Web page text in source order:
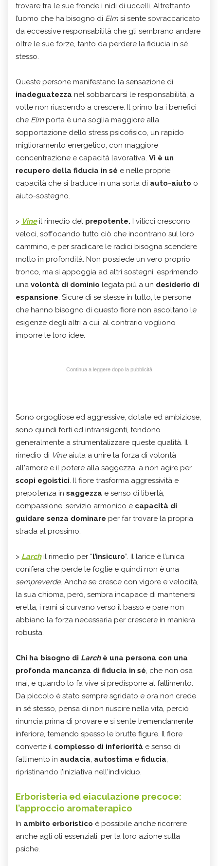
trovare tra le sue fronde i nidi di uccelli. Altrettanto
l’uomo che ha bisogno di Elm si sente sovraccaricato
da eccessive responsabilità che gli sembrano andare
oltre le sue forze, tanto da perdere la fiducia in sé
stesso.
Queste persone manifestano la sensazione di
inadeguatezza nel sobbarcarsi le responsabilità, a
volte non riuscendo a crescere. Il primo tra i benefici
che Elm porta è una soglia maggiore alla
sopportazione dello stress psicofisico, un rapido
miglioramento energetico, con maggiore
concentrazione e capacità lavorativa. Vi è un
recupero della fiducia in sé e nelle proprie
capacità che si traduce in una sorta di auto-aiuto o
aiuto-sostegno.
> Vine il rimedio del prepotente. I viticci crescono
veloci, soffocando tutto ciò che incontrano sul loro
cammino, e per sradicare le radici bisogna scendere
molto in profondità. Non possiede un vero proprio
tronco, ma si appoggia ad altri sostegni, esprimendo
una volontà di dominio legata più a un desiderio di
espansione. Sicure di se stesse in tutto, le persone
che hanno bisogno di questo fiore non ascoltano le
esigenze degli altri a cui, al contrario vogliono
imporre le loro idee.
Continua a leggere dopo la pubblicità
Sono orgogliose ed aggressive, dotate ed ambiziose,
sono quindi forti ed intransigenti, tendono
generalmente a strumentalizzare queste qualità. Il
rimedio di Vineaiuta a unire la forza di volontà
all'amore e il potere alla saggezza, a non agire per
scopi egoistici. Il fiore trasforma aggressività e
prepotenza in saggezza e senso di libertà,
compassione, servizio armonico e capacità di
guidare senza dominare per far trovare la propria
strada al prossimo.
> Larch il rimedio per “l’insicuro”. Il larice è l’unica
conifera che perde le foglie e quindi non è una
sempreverde. Anche se cresce con vigore e velocità,
la sua chioma, però, sembra incapace di mantenersi
eretta, i rami si curvano verso il basso e pare non
abbiano la forza necessaria per crescere in maniera
robusta.
Chi ha bisogno di Larchè una persona con una
profonda mancanza di fiducia in sé, che non osa
mai, e quando lo fa vive si predispone al fallimento.
Da piccolo è stato sempre sgridato e ora non crede
in sé stesso, pensa di non riuscire nella vita, perciò
rinuncia prima di provare e si sente tremendamente
inferiore, temendo spesso le brutte figure. Il fiore
converte il complesso di inferiorità e senso di
fallimento in audacia, autostima e fiducia,
ripristinando l’iniziativa nell'individuo.
Erboristeria ed eiaculazione precoce:
l’approccio aromaterapico
In ambito erboristico è possibile anche ricorrere
anche agli oli essenziali, per la loro azione sulla
psiche.